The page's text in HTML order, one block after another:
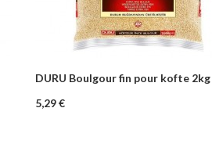
DURU Boulgour fin pour kofte 2kg
Prix
5,29 €
– + Ajouter au panier